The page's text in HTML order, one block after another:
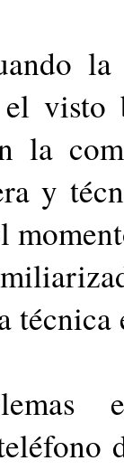
visto
la
y
técnica